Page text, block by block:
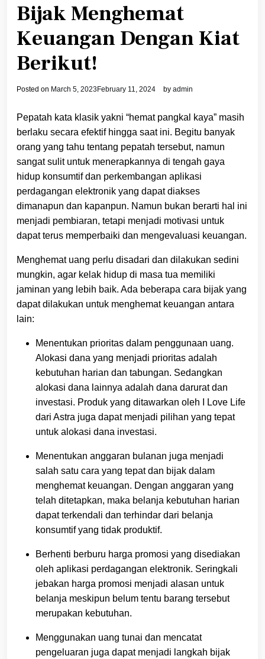
Bijak Menghemat
Keuangan Dengan Kiat
Berikut!
Posted on March 5, 2023 February 11, 2024 by admin
Pepatah kata klasik yakni “hemat pangkal kaya” masih
berlaku secara efektif hingga saat ini. Begitu banyak
orang yang tahu tentang pepatah tersebut, namun
sangat sulit untuk menerapkannya di tengah gaya
hidup konsumtif dan perkembangan aplikasi
perdagangan elektronik yang dapat diakses
dimanapun dan kapanpun. Namun bukan berarti hal ini
menjadi pembiaran, tetapi menjadi motivasi untuk
dapat terus memperbaiki dan mengevaluasi keuangan.
Menghemat uang perlu disadari dan dilakukan sedini
mungkin, agar kelak hidup di masa tua memiliki
jaminan yang lebih baik. Ada beberapa cara bijak yang
dapat dilakukan untuk menghemat keuangan antara
lain:
Menentukan prioritas dalam penggunaan uang.
Alokasi dana yang menjadi prioritas adalah
kebutuhan harian dan tabungan. Sedangkan
alokasi dana lainnya adalah dana darurat dan
investasi. Produk yang ditawarkan oleh I Love Life
dari Astra juga dapat menjadi pilihan yang tepat
untuk alokasi dana investasi.
Menentukan anggaran bulanan juga menjadi
salah satu cara yang tepat dan bijak dalam
menghemat keuangan. Dengan anggaran yang
telah ditetapkan, maka belanja kebutuhan harian
dapat terkendali dan terhindar dari belanja
konsumtif yang tidak produktif.
Berhenti berburu harga promosi yang disediakan
oleh aplikasi perdagangan elektronik. Seringkali
jebakan harga promosi menjadi alasan untuk
belanja meskipun belum tentu barang tersebut
merupakan kebutuhan.
Menggunakan uang tunai dan mencatat
pengeluaran juga dapat menjadi langkah bijak